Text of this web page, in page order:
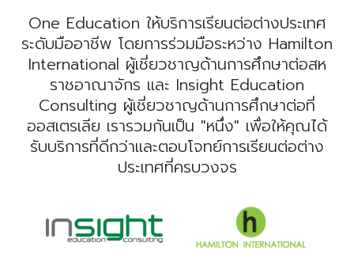
One Education ให้บริการเรียนต่อต่างประเทศ
ระดับมืออาชีพ โดยการร่วมมือระหว่าง Hamilton
International ผู้เชี่ยวชาญด้านการศึกษาต่อสห
ราชอาณาจักร และ Insight Education
Consulting ผู้เชี่ยวชาญด้านการศึกษาต่อที่
ออสเตรเลีย เรารวมกันเป็น "หนึ่ง" เพื่อให้คุณได้
รับบริการที่ดีกว่าและตอบโจทย์การเรียนต่อต่าง
ประเทศที่ครบวงจร